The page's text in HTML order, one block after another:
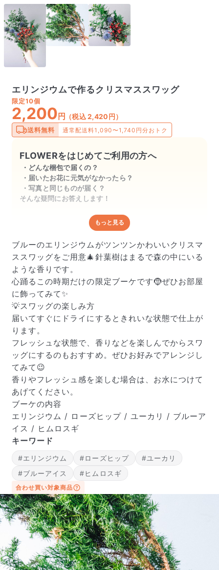
エリンジウムで作るクリスマススワッグ
限定10個
2,200 円 （税込 2,420円）
送料無料 通常配送料1,090〜1,740円分おトク
FLOWERをはじめてご利用の方へ
どんな梱包で届くの？
届いたお花に元気がなかったら？
写真と同じものが届く？
そんな疑問にお答えします！
どんな梱包で届くの？
出荷前に水揚げ（花が水を吸いやすくなる処理）を施
し、専用ボックスに丁寧に梱包してお届けしています。
きゅっとまとめられて一見窮屈そうに見えますが、輸送
中の衝撃による折れや擦れを軽減する効果があります。
届いたお花に元気がなかったら？
もし届いたお花に「枯れている」「折れている」などの
不備があった場合は、些細なことでもお気軽にサポート
までご連絡ください。ご返金にて補償いたします。
もっと見る
ブルーのエリンジウムがツンツンかわいいクリスマ
ススワッグをご用意🎄針葉樹はまるで森の中にいる
ような香りです。
心踊るこの時期だけの限定ブーケです🤶ぜひお部屋
に飾ってみて✨
💡スワッグの楽しみ方
届いてすぐにドライにするときれいな状態で仕上が
ります。
フレッシュな状態で、香りなどを楽しんでからスワ
ッグにするのもおすすめ。ぜひお好みでアレンジし
てみて😉
香りやフレッシュ感を楽しむ場合は、お水につけて
あげてください。
ブーケの内容
エリンジウム / ローズヒップ / ユーカリ / ブルーア
イス / ヒムロスギ
キーワード
#エリンジウム #ローズヒップ
#ユーカリ
#ブルーアイス
#ヒムロスギ
合わせ買い対象商品